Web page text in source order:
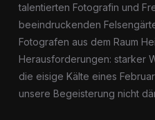
talentierten Fotografin und
beeindruckenden
Fotografen aus dem Raum
Herausforderungen: starker
die eisige Kälte eines
unsere Begeisterung nicht